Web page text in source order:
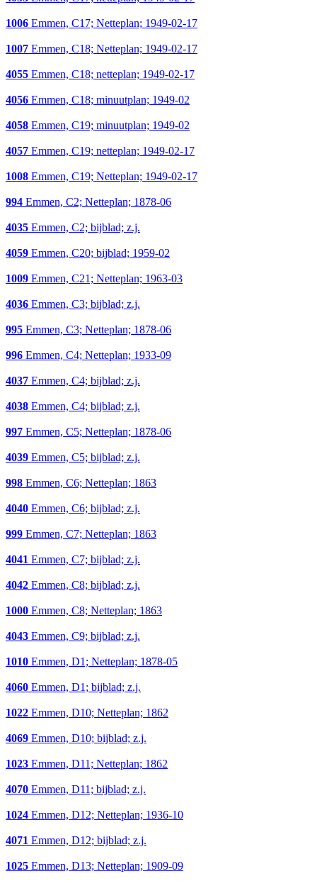
1006 Emmen, C17; Netteplan; 1949-02-17
1007 Emmen, C18; Netteplan; 1949-02-17
4055 Emmen, C18; netteplan; 1949-02-17
4056 Emmen, C18; minuutplan; 1949-02
4058 Emmen, C19; minuutplan; 1949-02
4057 Emmen, C19; netteplan; 1949-02-17
1008 Emmen, C19; Netteplan; 1949-02-17
994 Emmen, C2; Netteplan; 1878-06
4035 Emmen, C2; bijblad; z.j.
4059 Emmen, C20; bijblad; 1959-02
1009 Emmen, C21; Netteplan; 1963-03
4036 Emmen, C3; bijblad; z.j.
995 Emmen, C3; Netteplan; 1878-06
996 Emmen, C4; Netteplan; 1933-09
4037 Emmen, C4; bijblad; z.j.
4038 Emmen, C4; bijblad; z.j.
997 Emmen, C5; Netteplan; 1878-06
4039 Emmen, C5; bijblad; z.j.
998 Emmen, C6; Netteplan; 1863
4040 Emmen, C6; bijblad; z.j.
999 Emmen, C7; Netteplan; 1863
4041 Emmen, C7; bijblad; z.j.
4042 Emmen, C8; bijblad; z.j.
1000 Emmen, C8; Netteplan; 1863
4043 Emmen, C9; bijblad; z.j.
1010 Emmen, D1; Netteplan; 1878-05
4060 Emmen, D1; bijblad; z.j.
1022 Emmen, D10; Netteplan; 1862
4069 Emmen, D10; bijblad; z.j.
1023 Emmen, D11; Netteplan; 1862
4070 Emmen, D11; bijblad; z.j.
1024 Emmen, D12; Netteplan; 1936-10
4071 Emmen, D12; bijblad; z.j.
1025 Emmen, D13; Netteplan; 1909-09